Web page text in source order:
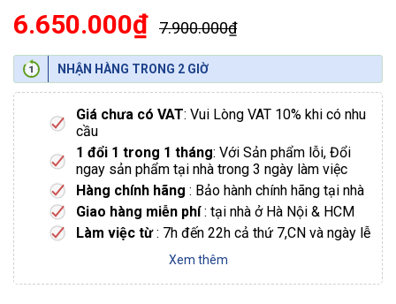
6.650.000₫ 7.900.000₫
NHẬN HÀNG TRONG 2 GIỜ
Giá chưa có VAT: Vui Lòng VAT 10% khi có nhu
cầu
1 đổi 1 trong 1 tháng: Với Sản phẩm lỗi, Đổi
ngay sản phẩm tại nhà trong 3 ngày làm việc
Hàng chính hãng : Bảo hành chính hãng tại nhà
Giao hàng miễn phí: tại nhà ở Hà Nội & HCM
Làm việc từ: 7h đến 22h cả thứ 7,CN và ngày lễ
Xem thêm